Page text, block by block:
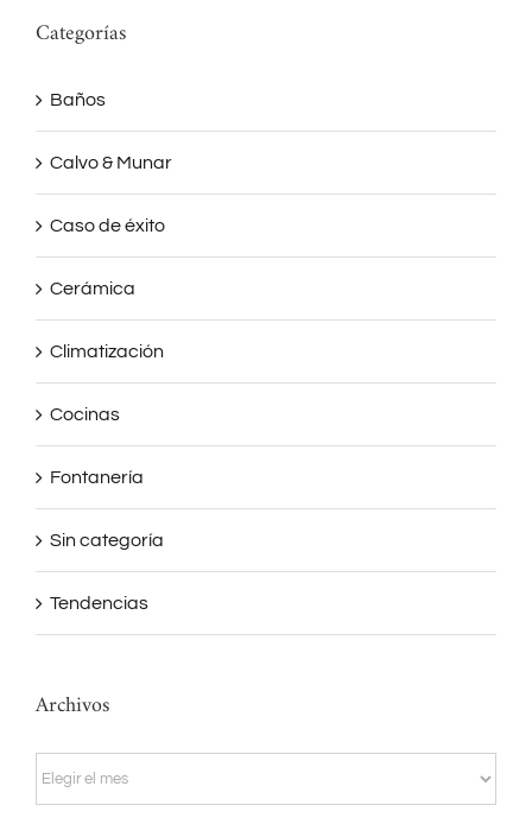
Categorías
Baños
Calvo & Munar
Caso de éxito
Cerámica
Climatización
Cocinas
Fontanería
Sin categoría
Tendencias
Archivos
Archivos